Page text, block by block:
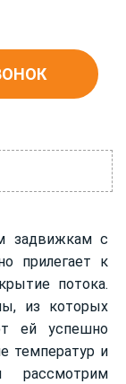
задвижкам с
прилегает к
потока.
из которых
ей успешно
температур и